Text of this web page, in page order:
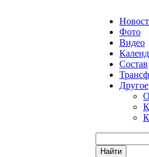
Фото
Видео
Состав
Другое
Найти